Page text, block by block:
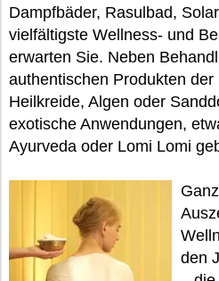
Dampfbäder, Rasulbad,
vielfältigste Wellness- und
erwarten Sie. Neben
authentischen Produkten
Heilkreide, Algen oder
exotische Anwendungen,
Ayurveda oder Lomi Lomi
den